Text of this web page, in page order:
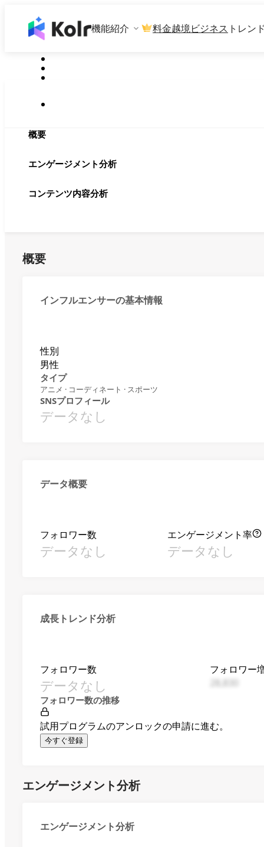
機能紹介 料金越境ビジネス トレン
概要
エンゲージメント分析
コンテンツ内容分析
概要
インフルエンサーの基本情報
性別
男性
タイプ
アニメ · コーディネート · スポーツ
SNSプロフィール
データなし
データ概要
フォロワー数
データなし
エンゲージメント率
データなし
成長トレンド分析
フォロワー数
データなし
フォロワー
フォロワー数の推移
試用プログラムのアンロックの申請に進む。
今すぐ登録
エンゲージメント分析
エンゲージメント分析